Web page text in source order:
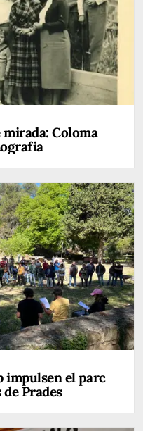
mirada: Coloma
impulsen el parc
Prades